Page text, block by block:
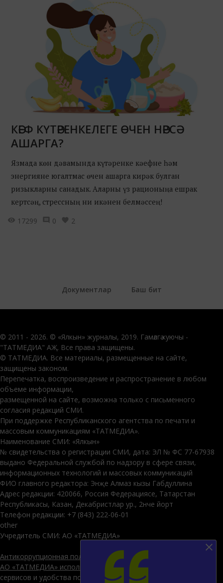
КӘЕФ КҮТӘРЕНКЕЛЕГЕ ӨЧЕН НӘРСӘ
АШАРГА?
Язмада көн дәвамында күтәренке кәефне һәм
энергияне югалтмас өчен ашарга кирәк булган
ризыкларны санадык. Аларны үз рационыңа ешрак
кертсәң, стрессның ни икәнен белмәссең!
17299
0 2
Документлар Баш бит
© 2011 - 2026. © «Ялкын» журналы, 2019. Гамәлгә куючы -
"ТАТМЕДИА" АҖ. Все права защищены.
© ТАТМЕДИА. Все материалы, размещенные на сайте,
защищены законом.
Перепечатка, воспроизведение и распространение в любом
объеме информации,
размещенной на сайте, возможна только с письменного
согласия редакций СМИ.
При поддержке Республиканского агентства по печати и
массовым коммуникациям «ТАТМЕДИА».
Наименование СМИ: «Ялкын»
№ свидетельства о регистрации СМИ, дата: ЭЛ № ФС 77-67938
выдано Федеральной службой по надзору в сфере связи,
информационных технологий и массовых коммуникаций
ФИО главного редактора: Энҗе Алмаз кызы Габдуллина
Адрес редакции: 420066, Россия Федерациясе, Татарстан
Республикасы, Казан, Декабристлар ур., 2нче йорт
Телефон редакции: +7 (843) 222-06-01
other
Учредитель СМИ: АО «ТАТМЕДИА»
Антикоррупционная политика
АО «ТАТМЕДИА» использует «cookie» для персонализации
сервисов и удобства пользователей сайтом. Использование